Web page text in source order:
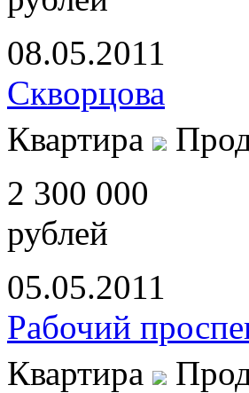
08.05.2011
Скворцова
Квартира
2 300 000
рублей
05.05.2011
Рабочий
Квартира